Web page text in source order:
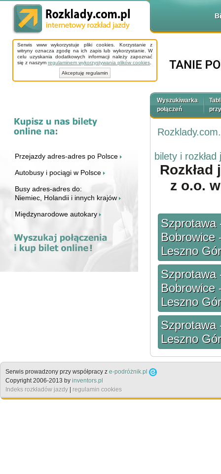
Serwis www wykorzystuje pliki cookies. Korzystanie z
witryny oznacza zgodę na ich zapis lub wykorzystanie. W
celu uzyskania dodatkowych informacji należy zapoznać
się z naszym regulaminem wykorzystywania plików cookies
Akceptuję regulamin
Przejazdy adres-adres po Polsce
Autobusy i pociągi w Polsce
Busy adres-adres do:
Niemiec, Holandii i innych krajów
Międzynarodowe autokary
Wyszukiwarka
połączeń
bilety i
z o.o.
Szprotawa
Bobrowice
Leszno
Szprotawa
Bobrowice
Leszno
Szprotawa
Leszno
Serwis prowadzony przy współpracy z e-podróżnik.pl
Copyright 2006-2013 by inventors.pl
Indeks rozkładów jazdy
regulamin cookies